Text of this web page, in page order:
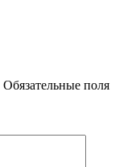
Обязательные поля